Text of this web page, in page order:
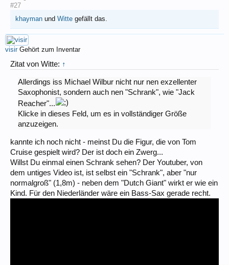
#27
khayman und Witte gefällt das.
visir Gehört zum Inventar
Zitat von Witte: ↑
Allerdings iss Michael Wilbur nicht nur nen exzellenter
Saxophonist, sondern auch nen "Schrank", wie "Jack
Reacher"...
Klicke in dieses Feld, um es in vollständiger Größe
anzuzeigen.
kannte ich noch nicht - meinst Du die Figur, die von Tom
Cruise gespielt wird? Der ist doch ein Zwerg...
Willst Du einmal einen Schrank sehen? Der Youtuber, von
dem untiges Video ist, ist selbst ein "Schrank", aber "nur
normalgroß" (1,8m) - neben dem "Dutch Giant" wirkt er wie ein
Kind. Für den Niederländer wäre ein Bass-Sax gerade recht.